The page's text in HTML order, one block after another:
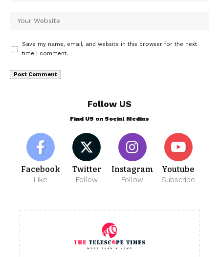
Save my name, email, and website in this browser for the next
time I comment.
Follow US
Find US on Social Medias
Facebook
Like
Twitter
Follow
Instagram
Follow
Youtube
Subscribe